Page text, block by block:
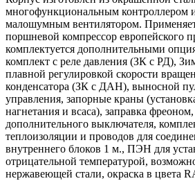
многофункциональным
малошумным вентилятором.
поршневой компрессор европейского
комплектуется дополнительными
комплект с реле давления (ЗК с РД),
плавной регулировкой скорости
конденсатора (ЗК с ДАН), выносной
управления, запорные краны
нагнетания и всаса), заправка фреоном,
дополнительного выключателя,
теплоизоляции и проводов для
внутреннего блоков 1 м., ПЭН для
отрицательной температурой,
нержавеющей стали, окраска в цвета